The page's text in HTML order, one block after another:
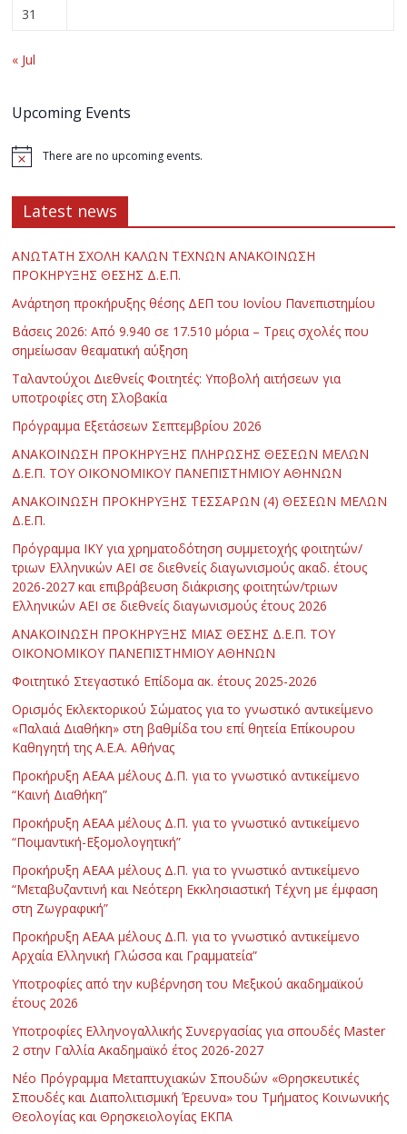
31
« Jul
Upcoming Events
There are no upcoming events.
Latest news
ΑΝΩΤΑΤΗ ΣΧΟΛΗ ΚΑΛΩΝ ΤΕΧΝΩΝ ΑΝΑΚΟΙΝΩΣΗ
ΠΡΟΚΗΡΥΞΗΣ ΘΕΣΗΣ Δ.Ε.Π.
Ανάρτηση προκήρυξης θέσης ΔΕΠ του Ιονίου Πανεπιστημίου
Βάσεις 2026: Από 9.940 σε 17.510 μόρια – Τρεις σχολές που
σημείωσαν θεαματική αύξηση
Ταλαντούχοι Διεθνείς Φοιτητές: Υποβολή αιτήσεων για
υποτροφίες στη Σλοβακία
Πρόγραμμα Εξετάσεων Σεπτεμβρίου 2026
ΑΝΑΚΟΙΝΩΣΗ ΠΡΟΚΗΡΥΞΗΣ ΠΛΗΡΩΣΗΣ ΘΕΣΕΩΝ ΜΕΛΩΝ
Δ.Ε.Π. ΤΟΥ ΟΙΚΟΝΟΜΙΚΟΥ ΠΑΝΕΠΙΣΤΗΜΙΟΥ ΑΘΗΝΩΝ
ΑΝΑΚΟΙΝΩΣΗ ΠΡΟΚΗΡΥΞΗΣ ΤΕΣΣΑΡΩΝ (4) ΘΕΣΕΩΝ ΜΕΛΩΝ
Δ.Ε.Π.
Πρόγραμμα ΙΚΥ για χρηματοδότηση συμμετοχής φοιτητών/
τριων Ελληνικών ΑΕΙ σε διεθνείς διαγωνισμούς ακαδ. έτους
2026-2027 και επιβράβευση διάκρισης φοιτητών/τριων
Ελληνικών ΑΕΙ σε διεθνείς διαγωνισμούς έτους 2026
ΑΝΑΚΟΙΝΩΣΗ ΠΡΟΚΗΡΥΞΗΣ ΜΙΑΣ ΘΕΣΗΣ Δ.Ε.Π. ΤΟΥ
ΟΙΚΟΝΟΜΙΚΟΥ ΠΑΝΕΠΙΣΤΗΜΙΟΥ ΑΘΗΝΩΝ
Φοιτητικό Στεγαστικό Επίδομα ακ. έτους 2025-2026
Ορισμός Εκλεκτορικού Σώματος για το γνωστικό αντικείμενο
«Παλαιά Διαθήκη» στη βαθμίδα του επί θητεία Επίκουρου
Καθηγητή της Α.Ε.Α. Αθήνας
Προκήρυξη ΑΕΑΑ μέλους Δ.Π. για το γνωστικό αντικείμενο
“Καινή Διαθήκη”
Προκήρυξη ΑΕΑΑ μέλους Δ.Π. για το γνωστικό αντικείμενο
“Ποιμαντική-Εξομολογητική”
Προκήρυξη ΑΕΑΑ μέλους Δ.Π. για το γνωστικό αντικείμενο
“Μεταβυζαντινή και Νεότερη Εκκλησιαστική Τέχνη με έμφαση
στη Ζωγραφική”
Προκήρυξη ΑΕΑΑ μέλους Δ.Π. για το γνωστικό αντικείμενο
Αρχαία Ελληνική Γλώσσα και Γραμματεία”
Υποτροφίες από την κυβέρνηση του Μεξικού ακαδημαϊκού
έτους 2026
Υποτροφίες Ελληνογαλλικής Συνεργασίας για σπουδές Master
2 στην Γαλλία Ακαδημαϊκό έτος 2026-2027
Νέο Πρόγραμμα Μεταπτυχιακών Σπουδών «Θρησκευτικές
Σπουδές και Διαπολιτισμική Έρευνα» του Τμήματος Κοινωνικής
Θεολογίας και Θρησκειολογίας ΕΚΠΑ